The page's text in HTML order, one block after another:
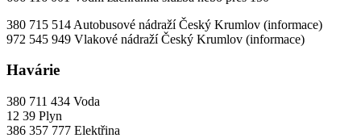
380 715 514 Autobusové nádraží Český Krumlov (informace)
972 545 949 Vlakové nádraží Český Krumlov (informace)
Havárie
380 711 434 Voda
12 39 Plyn
386 357 777 Elektřina